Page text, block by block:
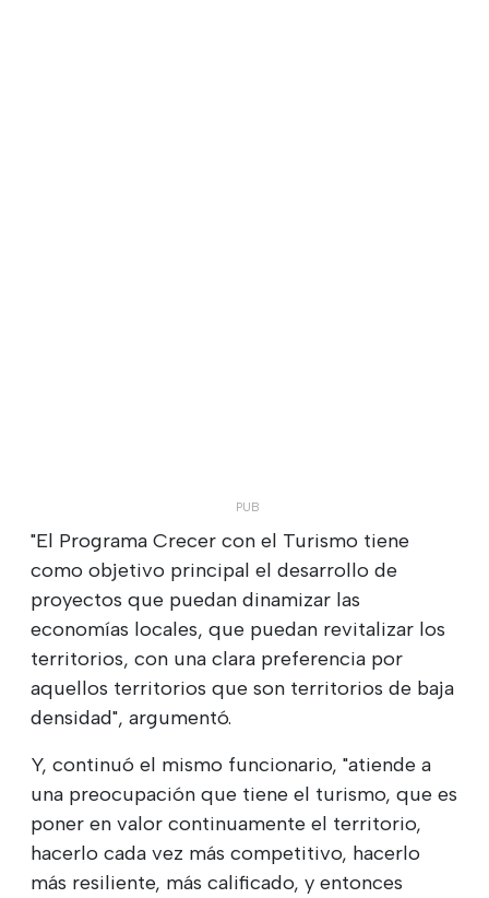
"El Programa Crecer con el Turismo tiene
como objetivo principal el desarrollo de
proyectos que puedan dinamizar las
economías locales, que puedan revitalizar los
territorios, con una clara preferencia por
aquellos territorios que son territorios de baja
densidad", argumentó.
Y, continuó el mismo funcionario, "atiende a
una preocupación que tiene el turismo, que es
poner en valor continuamente el territorio,
hacerlo cada vez más competitivo, hacerlo
más resiliente, más calificado, y entonces